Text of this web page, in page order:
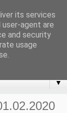
▼
its services
user-agent are
and security
usage